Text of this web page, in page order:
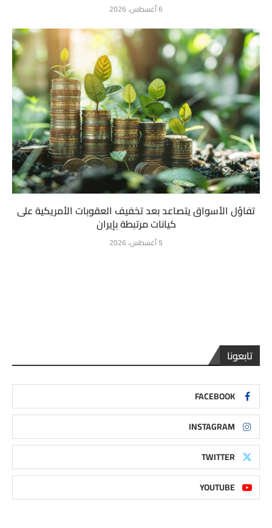
6 أغسطس، 2026
تفاؤل الأسواق يتصاعد بعد تخفيف العقوبات الأمريكية على
كيانات مرتبطة بإيران
5 أغسطس، 2026
تابعونا
FACEBOOK
INSTAGRAM
TWITTER
YOUTUBE